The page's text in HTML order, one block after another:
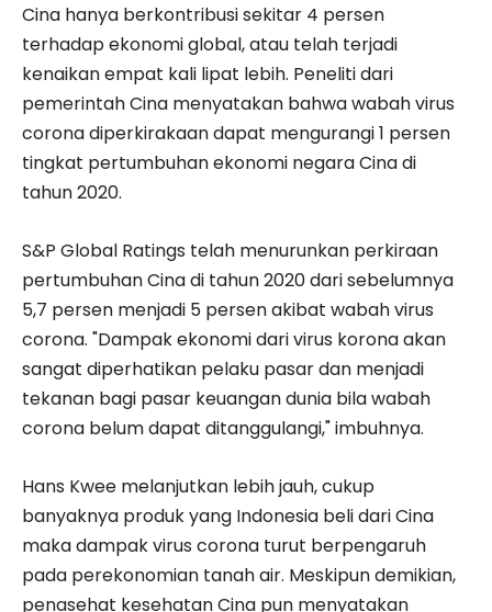
Cina hanya berkontribusi sekitar 4 persen
terhadap ekonomi global, atau telah terjadi
kenaikan empat kali lipat lebih. Peneliti dari
pemerintah Cina menyatakan bahwa wabah virus
corona diperkirakaan dapat mengurangi 1 persen
tingkat pertumbuhan ekonomi negara Cina di
tahun 2020.
S&P Global Ratings telah menurunkan perkiraan
pertumbuhan Cina di tahun 2020 dari sebelumnya
5,7 persen menjadi 5 persen akibat wabah virus
corona. "Dampak ekonomi dari virus korona akan
sangat diperhatikan pelaku pasar dan menjadi
tekanan bagi pasar keuangan dunia bila wabah
corona belum dapat ditanggulangi," imbuhnya.
Hans Kwee melanjutkan lebih jauh, cukup
banyaknya produk yang Indonesia beli dari Cina
maka dampak virus corona turut berpengaruh
pada perekonomian tanah air. Meskipun demikian,
penasehat kesehatan Cina pun menyatakan